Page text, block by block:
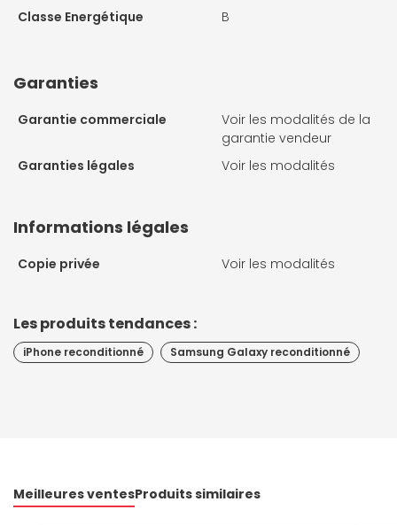
Classe Energétique
B
Garanties
Garantie commerciale
Voir les modalités de la
garantie vendeur
Garanties légales
Voir les modalités
Informations légales
Copie privée Voir les modalités
Les produits tendances :
iPhone reconditionné Samsung Galaxy reconditionné
Meilleures ventesProduits similaires